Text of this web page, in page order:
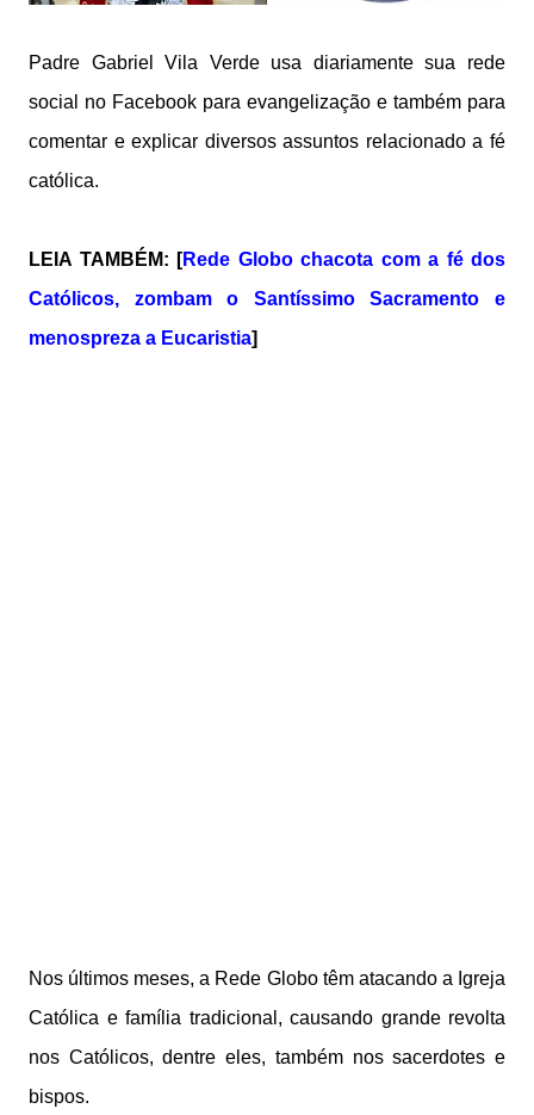
Padre Gabriel Vila Verde usa diariamente sua rede
social no Facebook para evangelização e também para
comentar e explicar diversos assuntos relacionado a fé
católica.
LEIA TAMBÉM: [Rede Globo chacota com a fé dos
Católicos, zombam o Santíssimo Sacramento e
menospreza a Eucaristia]
Nos últimos meses, a Rede Globo têm atacando a Igreja
Católica e família tradicional, causando grande revolta
nos Católicos, dentre eles, também nos sacerdotes e
bispos.